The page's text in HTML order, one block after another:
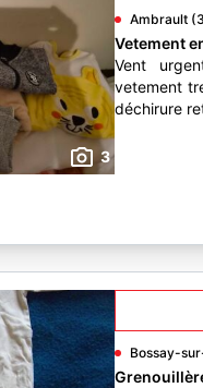
3
Ambrault
Vetement
Vent
vetement
déchirure
Bossay-